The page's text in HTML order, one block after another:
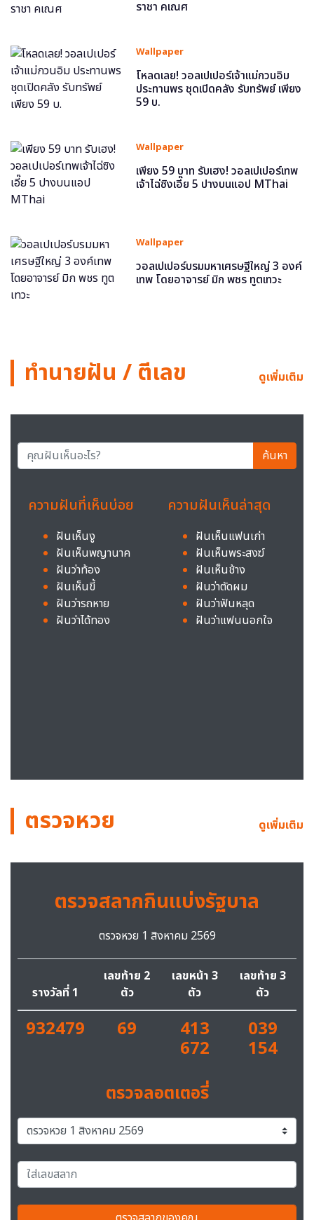
ราชา คเณศ
Wallpaper
โหลดเลย! วอลเปเปอร์เจ้าแม่กวนอิม
ประทานพร ชุดเปิดคลัง รับทรัพย์ เพียง
59 บ.
Wallpaper
เพียง 59 บาท รับเฮง! วอลเปเปอร์เทพ
เจ้าไฉ่ซิงเอี๊ย 5 ปางบนแอป MThai
Wallpaper
วอลเปเปอร์บรมมหาเศรษฐีใหญ่ 3 องค์
เทพ โดยอาจารย์ มิก พชร ทูตเทวะ
ทำนายฝัน / ตีเลข ดูเพิ่มเติม
ค้นหา
ความฝันที่เห็นบ่อย
ฝันเห็นงู
ฝันเห็นพญานาค
ฝันว่าท้อง
ฝันเห็นขี้
ฝันว่ารถหาย
ฝันว่าได้ทอง
ความฝันเห็นล่าสุด
ฝันเห็นแฟนเก่า
ฝันเห็นพระสงฆ์
ฝันเห็นช้าง
ฝันว่าตัดผม
ฝันว่าฟันหลุด
ฝันว่าแฟนนอกใจ
ตรวจหวย ดูเพิ่มเติม
ตรวจสลากกินแบ่งรัฐบาล
ตรวจหวย 1 สิงหาคม 2569
รางวัลที่ 1
เลขท้าย 2
ตัว
เลขหน้า 3
ตัว
เลขท้าย 3
ตัว
932479 69 413
672
039
154
ตรวจลอตเตอรี่